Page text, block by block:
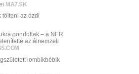
MA7.SK
tölteni az ózdi
gondoltak – a NER
az álnemzeti
lombikbébik